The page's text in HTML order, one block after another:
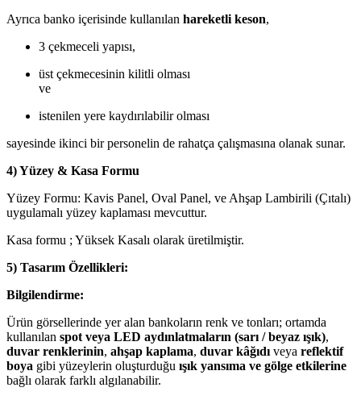
Ayrıca banko içerisinde kullanılan hareketli keson,
3 çekmeceli yapısı,
üst çekmecesinin kilitli olması
ve
istenilen yere kaydırılabilir olması
sayesinde ikinci bir personelin de rahatça çalışmasına olanak sunar.
4) Yüzey & Kasa Formu
Yüzey Formu: Kavis Panel, Oval Panel, ve Ahşap Lambirili (Çıtalı)
uygulamalı yüzey kaplaması mevcuttur.
Kasa formu ; Yüksek Kasalı olarak üretilmiştir.
5) Tasarım Özellikleri:
Bilgilendirme:
Ürün görsellerinde yer alan bankoların renk ve tonları; ortamda
kullanılan spot veya LED aydınlatmaların (sarı / beyaz ışık),
duvar renklerinin, ahşap kaplama, duvar kâğıdı veya reflektif
boya gibi yüzeylerin oluşturduğu ışık yansıma ve gölge etkilerine
bağlı olarak farklı algılanabilir.